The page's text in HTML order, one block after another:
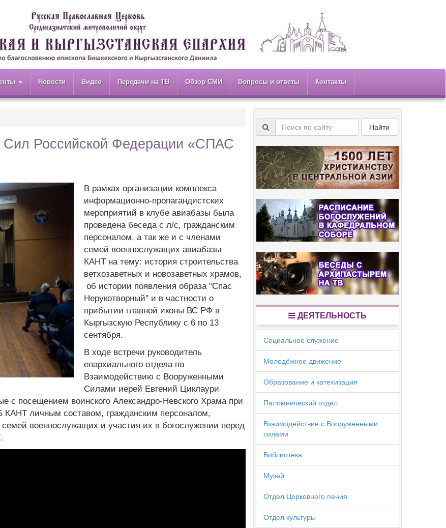
Новости Видео Передачи на ТВ Обзор СМИ Вопросы и ответы Контакты
Сил Российской Федерации «СПАС
В рамках организации комплекса
информационно-пропагандистских
мероприятий в клубе авиабазы была
проведена беседа с л/с, гражданским
персоналом, а так же и с членами
семей военнослужащих авиабазы
КАНТ на тему: история строительства
ветхозаветных и новозаветных храмов,
об истории появления образа "Спас
Нерукотворный" и в частности о
прибытии главной иконы ВС РФ в
Кыргызскую Республику с 6 по 13
сентября.
В ходе встречи руководитель
епархиального отдела по
Взаимодействию с Вооруженными
Силами иерей Евгений Циклаури
с посещением воинского Александро-Невского Храма при
личным составом, гражданским персоналом,
военнослужащих и участия их в богослужении перед
Найти
ДЕЯТЕЛЬНОСТЬ
Социальное служение
Молодёжное движение
Образование и катехизация
Паломнический отдел
Взаимодействие с Вооруженными
силами
Библиотека
Музей
Отдел Церковного пения
Отдел культуры